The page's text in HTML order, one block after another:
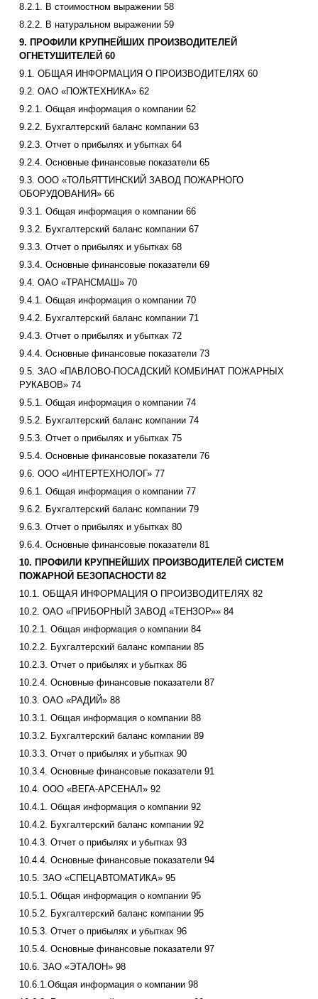
8.2.1. В стоимостном выражении 58
8.2.2. В натуральном выражении 59
9. ПРОФИЛИ КРУПНЕЙШИХ ПРОИЗВОДИТЕЛЕЙ
ОГНЕТУШИТЕЛЕЙ 60
9.1. ОБЩАЯ ИНФОРМАЦИЯ О ПРОИЗВОДИТЕЛЯХ 60
9.2. ОАО «ПОЖТЕХНИКА» 62
9.2.1. Общая информация о компании 62
9.2.2. Бухгалтерский баланс компании 63
9.2.3. Отчет о прибылях и убытках 64
9.2.4. Основные финансовые показатели 65
9.3. ООО «ТОЛЬЯТТИНСКИЙ ЗАВОД ПОЖАРНОГО
ОБОРУДОВАНИЯ» 66
9.3.1. Общая информация о компании 66
9.3.2. Бухгалтерский баланс компании 67
9.3.3. Отчет о прибылях и убытках 68
9.3.4. Основные финансовые показатели 69
9.4. ОАО «ТРАНСМАШ» 70
9.4.1. Общая информация о компании 70
9.4.2. Бухгалтерский баланс компании 71
9.4.3. Отчет о прибылях и убытках 72
9.4.4. Основные финансовые показатели 73
9.5. ЗАО «ПАВЛОВО-ПОСАДСКИЙ КОМБИНАТ ПОЖАРНЫХ
РУКАВОВ» 74
9.5.1. Общая информация о компании 74
9.5.2. Бухгалтерский баланс компании 74
9.5.3. Отчет о прибылях и убытках 75
9.5.4. Основные финансовые показатели 76
9.6. ООО «ИНТЕРТЕХНОЛОГ» 77
9.6.1. Общая информация о компании 77
9.6.2. Бухгалтерский баланс компании 79
9.6.3. Отчет о прибылях и убытках 80
9.6.4. Основные финансовые показатели 81
10. ПРОФИЛИ КРУПНЕЙШИХ ПРОИЗВОДИТЕЛЕЙ СИСТЕМ
ПОЖАРНОЙ БЕЗОПАСНОСТИ 82
10.1. ОБЩАЯ ИНФОРМАЦИЯ О ПРОИЗВОДИТЕЛЯХ 82
10.2. ОАО «ПРИБОРНЫЙ ЗАВОД «ТЕНЗОР»» 84
10.2.1. Общая информация о компании 84
10.2.2. Бухгалтерский баланс компании 85
10.2.3. Отчет о прибылях и убытках 86
10.2.4. Основные финансовые показатели 87
10.3. ОАО «РАДИЙ» 88
10.3.1. Общая информация о компании 88
10.3.2. Бухгалтерский баланс компании 89
10.3.3. Отчет о прибылях и убытках 90
10.3.4. Основные финансовые показатели 91
10.4. ООО «ВЕГА-АРСЕНАЛ» 92
10.4.1. Общая информация о компании 92
10.4.2. Бухгалтерский баланс компании 92
10.4.3. Отчет о прибылях и убытках 93
10.4.4. Основные финансовые показатели 94
10.5. ЗАО «СПЕЦАВТОМАТИКА» 95
10.5.1. Общая информация о компании 95
10.5.2. Бухгалтерский баланс компании 95
10.5.3. Отчет о прибылях и убытках 96
10.5.4. Основные финансовые показатели 97
10.6. ЗАО «ЭТАЛОН» 98
10.6.1.Общая информация о компании 98